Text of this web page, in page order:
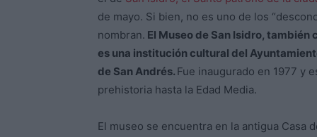
de mayo. Si bien, no es uno de los
nombran. El Museo de San Isidro,
es una institución cultural del
de San Andrés. Fue inaugurado en 1977 y
prehistoria hasta la Edad Media.
El museo se encuentra en la antigua Casa